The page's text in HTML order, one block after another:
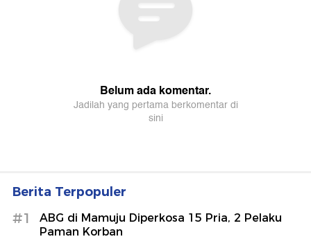
Berita Terpopuler
#1
ABG di Mamuju Diperkosa 15 Pria, 2 Pelaku
Paman Korban